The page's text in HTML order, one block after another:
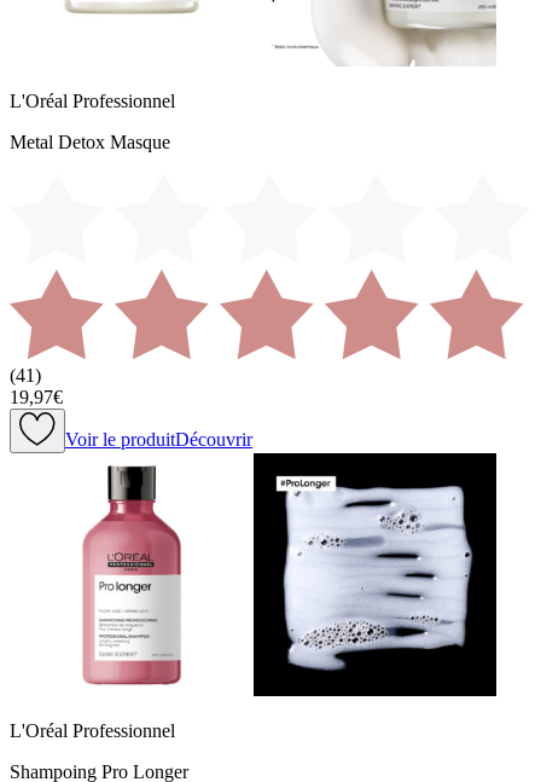
L'Oréal Professionnel
Metal Detox Masque
(41)
19,97€
Voir le produitDécouvrir
L'Oréal Professionnel
Shampoing Pro Longer